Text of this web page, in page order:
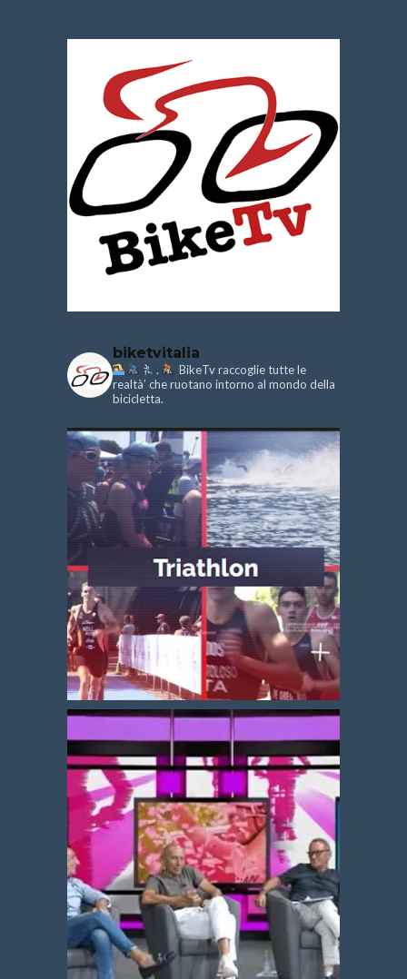
biketvitalia
.
BikeTv raccoglie tutte le
realtà’ che ruotano intorno al mondo della
bicicletta.